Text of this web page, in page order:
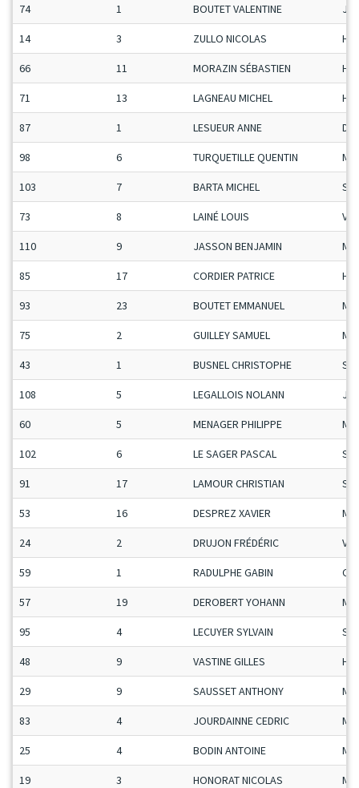
74 1 BOUTET VALENTINE Ju-
14 3 ZULLO NICOLAS H-C
66 11 MORAZIN SÉBASTIEN H-C
71 13 LAGNEAU MICHEL H-C
87 1 LESUEUR ANNE
98 6 TURQUETILLE QUENTIN
103 7 BARTA MICHEL
73 8 LAINÉ LOUIS Vet
110 9 JASSON BENJAMIN
85 17 CORDIER PATRICE H-C
93 23 BOUTET EMMANUEL
75 2 GUILLEY SAMUEL
43 1 BUSNEL CHRISTOPHE
108 5 LEGALLOIS NOLANN Ju-
60 5 MENAGER PHILIPPE
102 6 LE SAGER PASCAL
91 17 LAMOUR CHRISTIAN
53 16 DESPREZ XAVIER
24 2 DRUJON FRÉDÉRIC Vet
59 1 RADULPHE GABIN
57 19 DEROBERT YOHANN
95 4 LECUYER SYLVAIN
48 9 VASTINE GILLES H-C
29 9 SAUSSET ANTHONY
83 4 JOURDAINNE CEDRIC
25 4 BODIN ANTOINE
19 3 HONORAT NICOLAS